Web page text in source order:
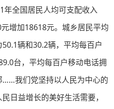
年全国居民人均可支配收入
增加18618元。城乡居民平均
辆和30.2辆，平均每百户
台，平均每百户移动电话拥
我们党坚持以人民为中心的
日益增长的美好生活需要，